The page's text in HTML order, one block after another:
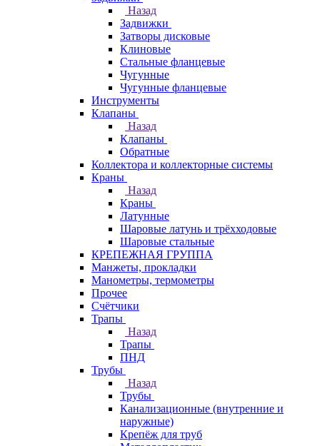
Назад
Задвижки
Затворы дисковые
Клиновые
Стальные фланцевые
Чугунные
Чугунные фланцевые
Инструменты
Клапаны
Назад
Клапаны
Обратные
Коллектора и коллекторные системы
Краны
Назад
Краны
Латунные
Шаровые латунь и трёхходовые
Шаровые стальные
КРЕПЕЖНАЯ ГРУППА
Манжеты, прокладки
Манометры, термометры
Прочее
Счётчики
Трапы
Назад
Трапы
ПНД
Трубы
Назад
Трубы
Канализационные (внутренние и
наружные)
Крепёж для труб